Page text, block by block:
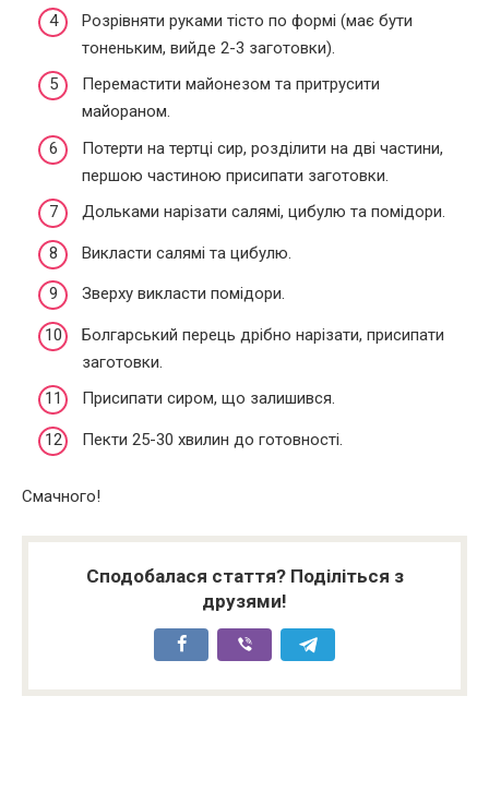
Розрівняти руками тісто по формі (має бути
тоненьким, вийде 2-3 заготовки).
Перемастити майонезом та притрусити
майораном.
Потерти на тертці сир, розділити на дві частини,
першою частиною присипати заготовки.
Дольками нарізати салямі, цибулю та помідори.
Викласти салямі та цибулю.
Зверху викласти помідори.
Болгарський перець дрібно нарізати, присипати
заготовки.
Присипати сиром, що залишився.
Пекти 25-30 хвилин до готовності.
Смачного!
Сподобалася стаття? Поділіться з
друзями!